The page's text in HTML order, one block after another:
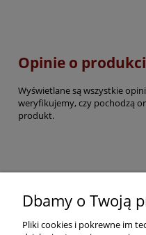
Opinie o
Wyświetlane są wszystkie
weryfikujemy, czy pochodzą
produkt.
Dbamy o Twoją
Pliki cookies i pokrewne im